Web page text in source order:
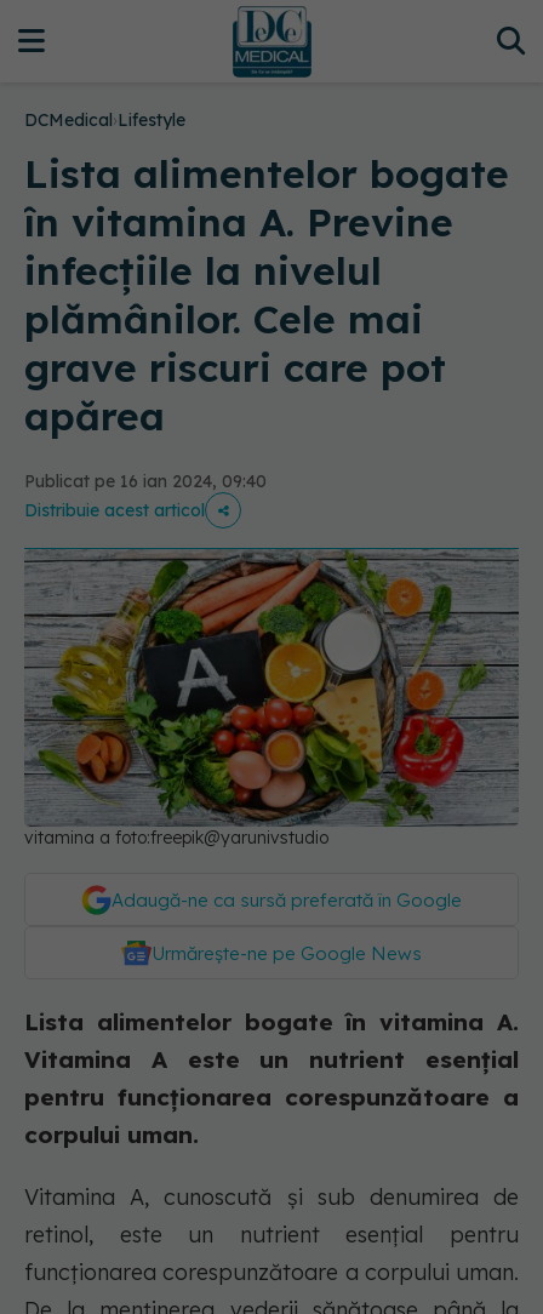
DCMedical›Lifestyle
Lista alimentelor bogate
în vitamina A. Previne
infecțiile la nivelul
plămânilor. Cele mai
grave riscuri care pot
apărea
Publicat pe 16 ian 2024, 09:40
Distribuie acest articol
vitamina a foto:freepik@yarunivstudio
Adaugă-ne ca sursă preferată în Google
Urmărește-ne pe Google News
Lista alimentelor bogate în vitamina A.
Vitamina A este un nutrient esențial
pentru funcționarea corespunzătoare a
corpului uman.
Vitamina A, cunoscută și sub denumirea de
retinol, este un nutrient esențial pentru
funcționarea corespunzătoare a corpului uman.